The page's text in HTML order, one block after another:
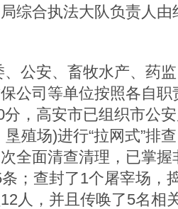
综合执法大队负责人
、公安、畜牧水产、药
公司等单位按照各自
，高安市已组织市公
殖场)进行“拉网式”排
全面清查清理，已掌
；查封了1个屠宰场，
人，并且传唤了5名相